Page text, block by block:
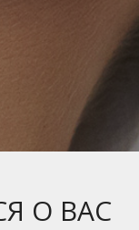
О ВАС